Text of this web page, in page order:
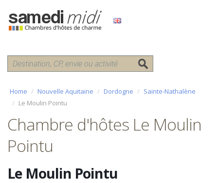
Home Nouvelle Aquitaine Dordogne
Sainte-Nathalène
Le Moulin Pointu
Chambre d'hôtes Le Moulin
Pointu
Le Moulin Pointu